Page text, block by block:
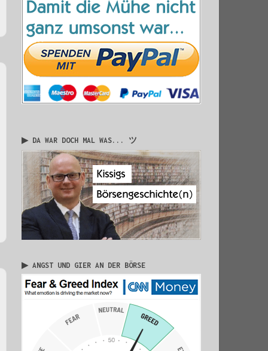
▶ DA WAR DOCH MAL WAS... ツ
▶ ANGST UND GIER AN DER BÖRSE